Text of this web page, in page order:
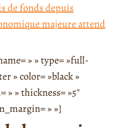
de fonds depuis
majeure attend
» » type= »full-
» color= »black »
» » thickness= »5″
» »]